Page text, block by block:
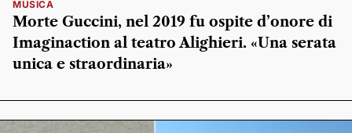
MUSICA
Morte Guccini, nel 2019 fu ospite d’onore di
Imaginaction al teatro Alighieri. «Una serata
unica e straordinaria»